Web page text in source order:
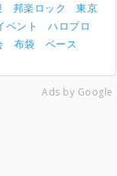
邦楽ロック
東京
ベント
ハロプロ
布袋
ベース
Ads by Google